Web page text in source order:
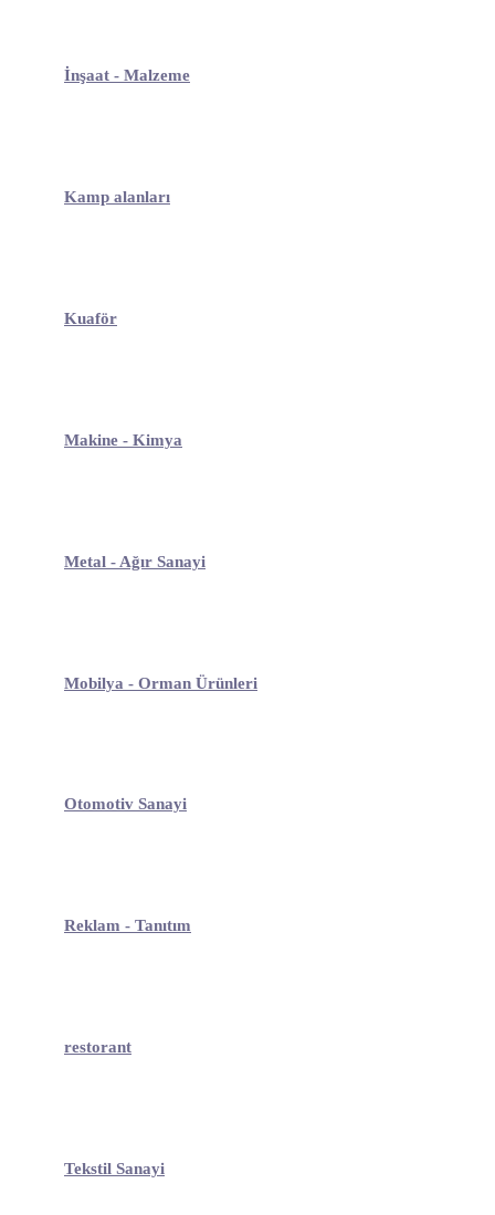
İnşaat - Malzeme
Kamp alanları
Kuaför
Makine - Kimya
Metal - Ağır Sanayi
Mobilya - Orman Ürünleri
Otomotiv Sanayi
Reklam - Tanıtım
restorant
Tekstil Sanayi